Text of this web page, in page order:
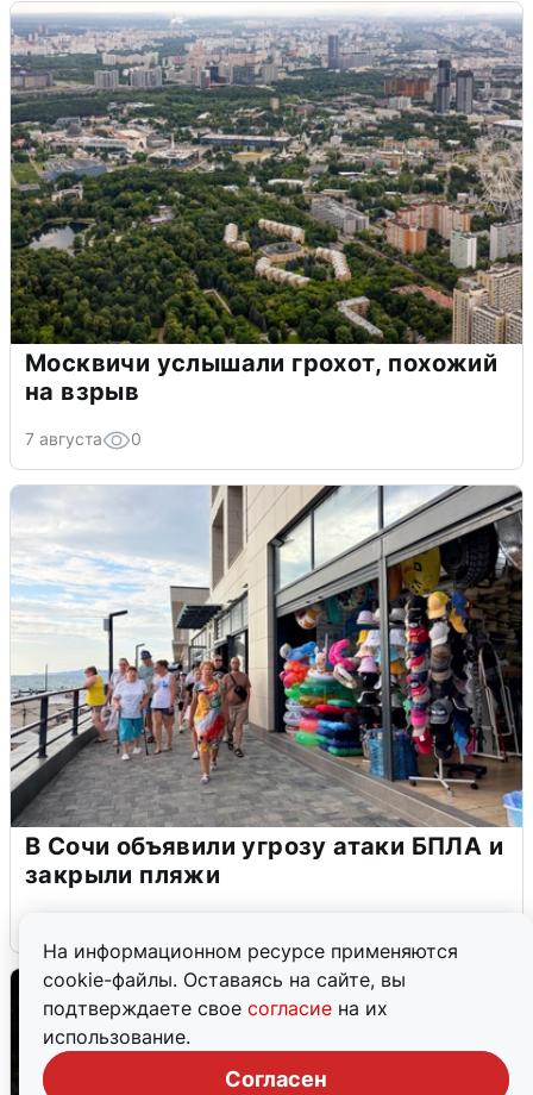
На информационном ресурсе применяются
cookie-файлы. Оставаясь на сайте, вы
подтверждаете свое согласие на их
использование.
Согласен
Москвичи услышали грохот, похожий
на взрыв
7 августа 0
В Сочи объявили угрозу атаки БПЛА и
закрыли пляжи